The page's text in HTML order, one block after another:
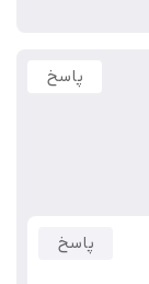
پاسخ
پاسخ